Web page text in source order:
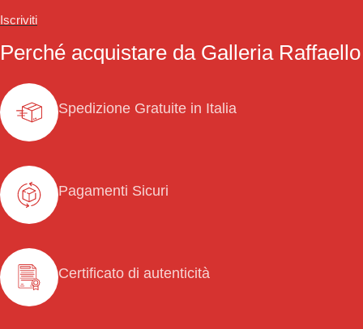
Iscriviti
Perché acquistare da Galleria Raffaello
Spedizione Gratuite in Italia
Pagamenti Sicuri
Certificato di autenticità